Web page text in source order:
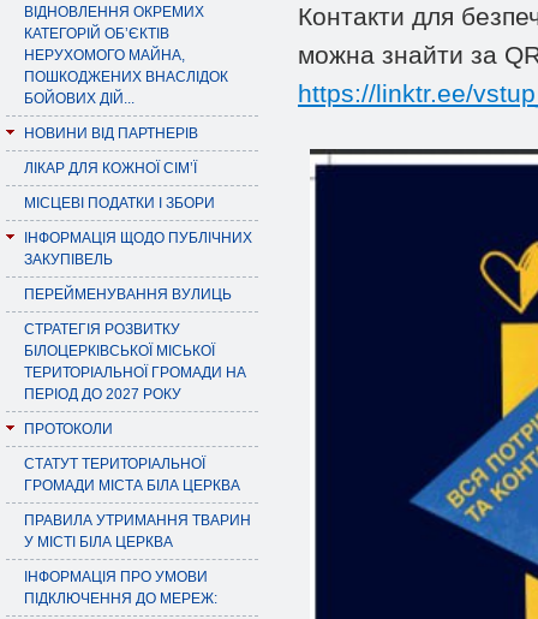
ВІДНОВЛЕННЯ ОКРЕМИХ
КАТЕГОРІЙ ОБ’ЄКТІВ
НЕРУХОМОГО МАЙНА,
ПОШКОДЖЕНИХ ВНАСЛІДОК
БОЙОВИХ ДІЙ...
НОВИНИ ВІД ПАРТНЕРІВ
ЛІКАР ДЛЯ КОЖНОЇ СІМ’Ї
МІСЦЕВІ ПОДАТКИ І ЗБОРИ
ІНФОРМАЦІЯ ЩОДО ПУБЛІЧНИХ
ЗАКУПІВЕЛЬ
ПЕРЕЙМЕНУВАННЯ ВУЛИЦЬ
СТРАТЕГІЯ РОЗВИТКУ
БІЛОЦЕРКІВСЬКОЇ МІСЬКОЇ
ТЕРИТОРІАЛЬНОЇ ГРОМАДИ НА
ПЕРІОД ДО 2027 РОКУ
ПРОТОКОЛИ
СТАТУТ ТЕРИТОРІАЛЬНОЇ
ГРОМАДИ МІСТА БІЛА ЦЕРКВА
ПРАВИЛА УТРИМАННЯ ТВАРИН
У МІСТІ БІЛА ЦЕРКВА
ІНФОРМАЦІЯ ПРО УМОВИ
ПІДКЛЮЧЕННЯ ДО МЕРЕЖ:
Контакти для
можна знайти за
https://linktr.ee/